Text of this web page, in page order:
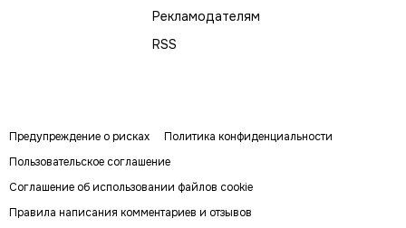
Рекламодателям
RSS
Предупреждение о рисках
Политика конфиденциальности
Пользовательское соглашение
Соглашение об использовании файлов cookie
Правила написания комментариев и отзывов